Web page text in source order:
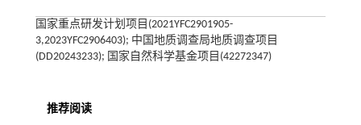
国家重点研发计划项目(2021YFC2901905-
3,2023YFC2906403); 中国地质调查局地质调查项目
(DD20243233); 国家自然科学基金项目(42272347)